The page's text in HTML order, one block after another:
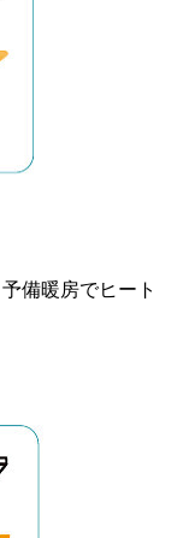
備暖房でヒート